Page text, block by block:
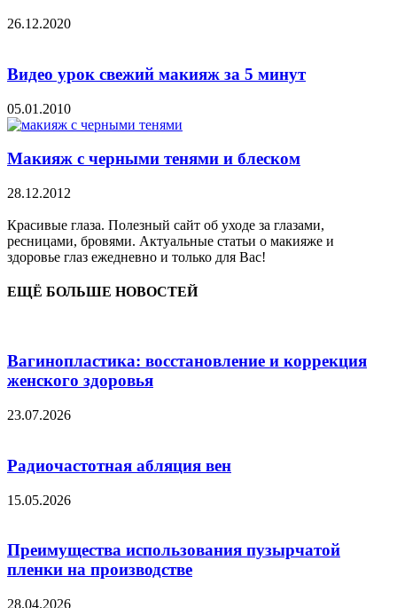
26.12.2020
Видео урок свежий макияж за 5 минут
05.01.2010
Макияж с черными тенями и блеском
28.12.2012
Красивые глаза. Полезный сайт об уходе за глазами,
ресницами, бровями. Актуальные статьи о макияже и
здоровье глаз ежедневно и только для Вас!
ЕЩЁ БОЛЬШЕ НОВОСТЕЙ
Вагинопластика: восстановление и коррекция
женского здоровья
23.07.2026
Радиочастотная абляция вен
15.05.2026
Преимущества использования пузырчатой
пленки на производстве
28.04.2026